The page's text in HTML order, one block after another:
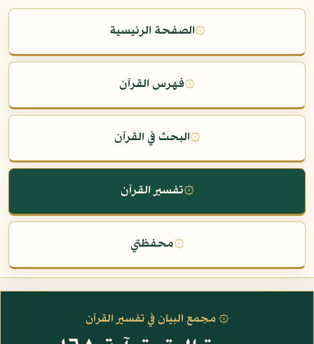
۞الصفحة الرئيسية
۞فهرس القرآن
۞البحث في القرآن
۞تفسير القرآن
۞محفظتي
۞ مجمع البيان في تفسير القرآن